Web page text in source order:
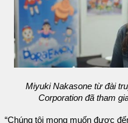
Miyuki Nakasone từ đài
Corporation đã tham
“Chúng tôi mong muốn được